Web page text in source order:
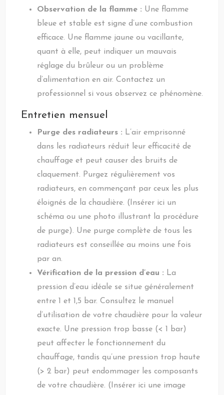
Observation de la flamme : Une flamme
bleue et stable est signe d’une combustion
efficace. Une flamme jaune ou vacillante,
quant à elle, peut indiquer un mauvais
réglage du brûleur ou un problème
d’alimentation en air. Contactez un
professionnel si vous observez ce phénomène.
Entretien mensuel
Purge des radiateurs : L’air emprisonné
dans les radiateurs réduit leur efficacité de
chauffage et peut causer des bruits de
claquement. Purgez régulièrement vos
radiateurs, en commençant par ceux les plus
éloignés de la chaudière. (Insérer ici un
schéma ou une photo illustrant la procédure
de purge). Une purge complète de tous les
radiateurs est conseillée au moins une fois
par an.
Vérification de la pression d’eau : La
pression d’eau idéale se situe généralement
entre 1 et 1,5 bar. Consultez le manuel
d’utilisation de votre chaudière pour la valeur
exacte. Une pression trop basse (< 1 bar)
peut affecter le fonctionnement du
chauffage, tandis qu’une pression trop haute
(> 2 bar) peut endommager les composants
de votre chaudière. (Insérer ici une image